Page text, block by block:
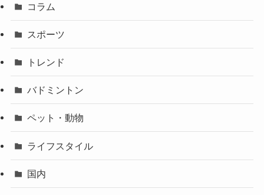
コラム
スポーツ
トレンド
バドミントン
ペット・動物
ライフスタイル
国内